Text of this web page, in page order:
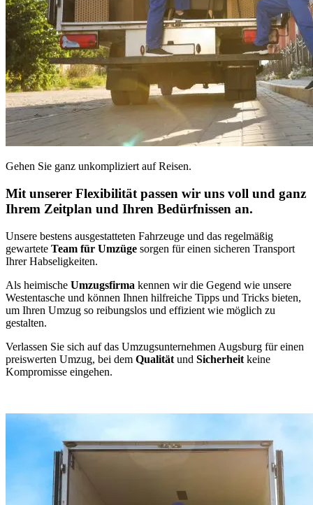
Gehen Sie ganz unkompliziert auf Reisen.
Mit unserer Flexibilität passen wir uns voll und ganz
Ihrem Zeitplan und Ihren Bedürfnissen an.
Unsere bestens ausgestatteten Fahrzeuge und das regelmäßig
gewartete Team für Umzüge sorgen für einen sicheren Transport
Ihrer Habseligkeiten.
Als heimische Umzugsfirma kennen wir die Gegend wie unsere
Westentasche und können Ihnen hilfreiche Tipps und Tricks bieten,
um Ihren Umzug so reibungslos und effizient wie möglich zu
gestalten.
Verlassen Sie sich auf das Umzugsunternehmen Augsburg für einen
preiswerten Umzug, bei dem Qualität und Sicherheit keine
Kompromisse eingehen.